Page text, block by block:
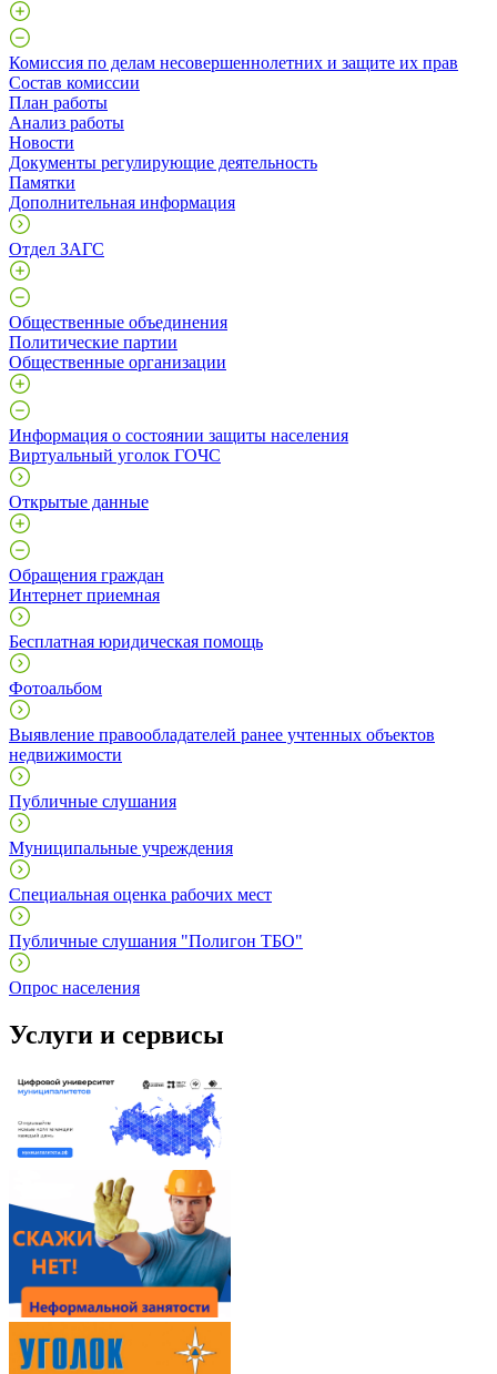
Комиссия по делам несовершеннолетних и защите их прав
Состав комиссии
План работы
Анализ работы
Новости
Документы регулирующие деятельность
Памятки
Дополнительная информация
Отдел ЗАГС
Общественные объединения
Политические партии
Общественные организации
Информация о состоянии защиты населения
Виртуальный уголок ГОЧС
Открытые данные
Обращения граждан
Интернет приемная
Бесплатная юридическая помощь
Фотоальбом
Выявление правообладателей ранее учтенных объектов
недвижимости
Публичные слушания
Муниципальные учреждения
Специальная оценка рабочих мест
Публичные слушания "Полигон ТБО"
Опрос населения
Услуги и сервисы